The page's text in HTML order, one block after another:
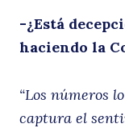
-¿Está
haciendo la
“Los números
captura el